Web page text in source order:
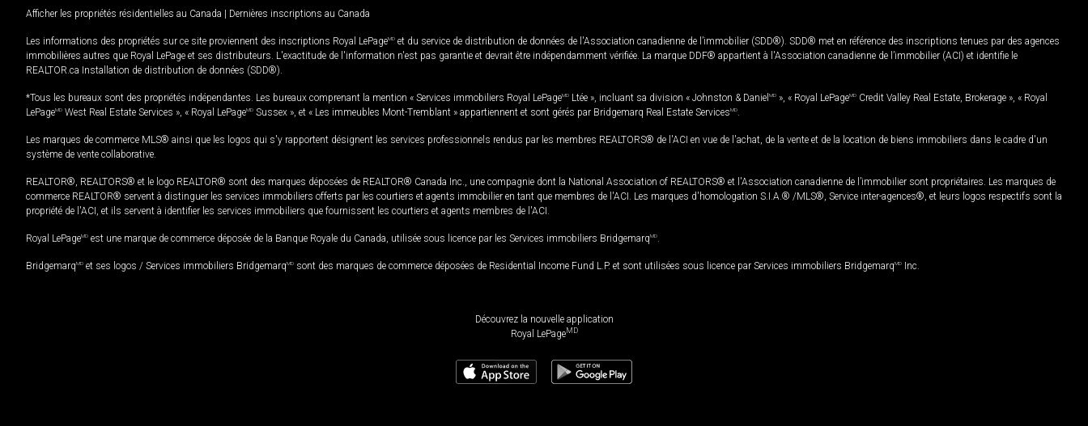
Afficher les propriétés résidentielles au Canada | Dernières inscriptions au Canada
Les informations des propriétés sur ce site proviennent des inscriptions Royal LePageMD et du service de distribution de données de l'Association canadienne de l’immobilier (SDD®). SDD® met en référence des inscriptions tenues par des agences
immobilières autres que Royal LePage et ses distributeurs. L'exactitude de l'information n'est pas garantie et devrait être indépendamment vérifiée. La marque DDF® appartient à l'Association canadienne de l’immobilier (ACI) et identifie le
REALTOR.ca Installation de distribution de données (SDD®).
*Tous les bureaux sont des propriétés indépendantes. Les bureaux comprenant la mention « Services immobiliers Royal LePageMD Ltée », incluant sa division « Johnston & Daniel MD », « Royal LePageMD Credit Valley Real Estate, Brokerage », « Royal
LePageMD West Real Estate Services », « Royal LePageMD Sussex », et « Les immeubles Mont-Tremblant » appartiennent et sont gérés par Bridgemarq Real Estate ServicesMD
Les marques de commerce MLS® ainsi que les logos qui s'y rapportent désignent les services professionnels rendus par les membres REALTORS® de l'ACI en vue de l'achat, de la vente et de la location de biens immobiliers dans le cadre d'un
système de vente collaborative.
REALTOR®, REALTORS® et le logo REALTOR® sont des marques déposées de REALTOR® Canada Inc., une compagnie dont la National Association of REALTORS® et l'Association canadienne de l’immobilier sont propriétaires. Les marques de
commerce REALTOR® servent à distinguer les services immobiliers offerts par les courtiers et agents immobilier en tant que membres de l'ACI. Les marques d'homologation S.I.A.® /MLS®, Service inter-agences®, et leurs logos respectifs sont la
propriété de l'ACI, et ils servent à identifier les services immobiliers que fournissent les courtiers et agents membres de l'ACI.
Royal LePageMD est une marque de commerce déposée de la Banque Royale du Canada, utilisée sous licence par les Services immobiliers BridgemarqMD
BridgemarqMD et ses logos / Services immobiliers BridgemarqMD sont des marques de commerce déposées de Residential Income Fund L.P. et sont utilisées sous licence par Services immobiliers BridgemarqMD Inc.
Découvrez la nouvelle application
Royal LePageMD